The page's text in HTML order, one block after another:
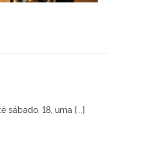
sábado, 18, uma [...]